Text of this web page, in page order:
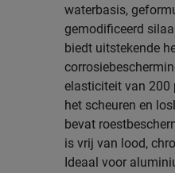
waterbasis,
gemodificeerd
biedt uitstekende
elasticiteit van 200
het scheuren en
bevat
is vrij van lood,
Ideaal voor